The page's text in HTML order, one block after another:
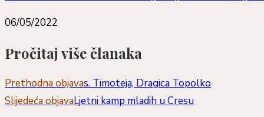
06/05/2022
Pročitaj više članaka
Prethodna objavas. Timoteja, Dragica Topolko
Slijedeća objavaLjetni kamp mladih u Cresu